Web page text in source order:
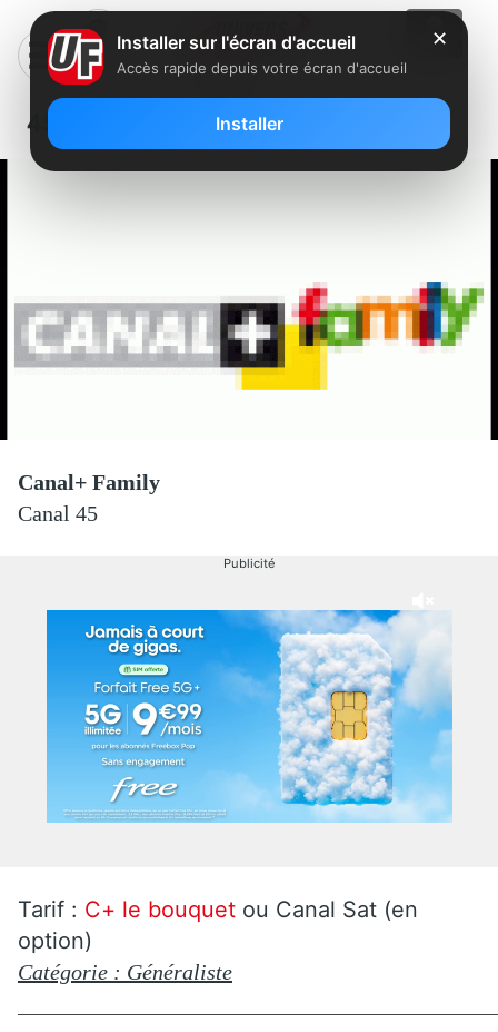
45 – CANAL+ FAMILY
Canal+ Family
Canal 45
Publicité
Tarif : C+ le bouquet ou Canal Sat (en
option)
Catégorie : Généraliste
✕
Installer sur l'écran d'accueil
Accès rapide depuis votre écran d'accueil
Installer